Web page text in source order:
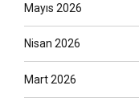
Mayıs 2026
Nisan 2026
Mart 2026